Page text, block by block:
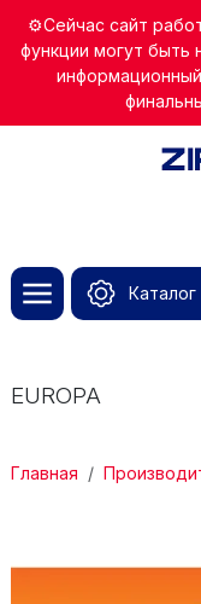
⚙️Сейчас сайт
функции могут быть
EUROPA
Главная